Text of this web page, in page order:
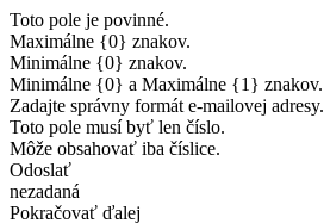
Toto pole je povinné.
Maximálne {0} znakov.
Minimálne {0} znakov.
Minimálne {0} a Maximálne {1} znakov.
Zadajte správny formát e-mailovej adresy.
Toto pole musí byť len číslo.
Môže obsahovať iba číslice.
Odoslať
nezadaná
Pokračovať ďalej